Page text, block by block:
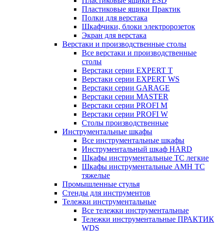
Пластиковые ящики Практик
Полки для верстака
Шкафчики, блоки электророзеток
Экран для верстака
Верстаки и производственные столы
Все верстаки и производственные
столы
Верстаки серии EXPERT T
Верстаки серии EXPERT WS
Верстаки серии GARAGE
Верстаки серии MASTER
Верстаки серии PROFI M
Верстаки серии PROFI W
Столы производственные
Инструментальные шкафы
Все инструментальные шкафы
Инструментальный шкаф HARD
Шкафы инструментальные ТС легкие
Шкафы инструментальные AMH TC
тяжелые
Промышленные стулья
Стенды для инструментов
Тележки инструментальные
Все тележки инструментальные
Тележки инструментальные ПРАКТИК
WDS